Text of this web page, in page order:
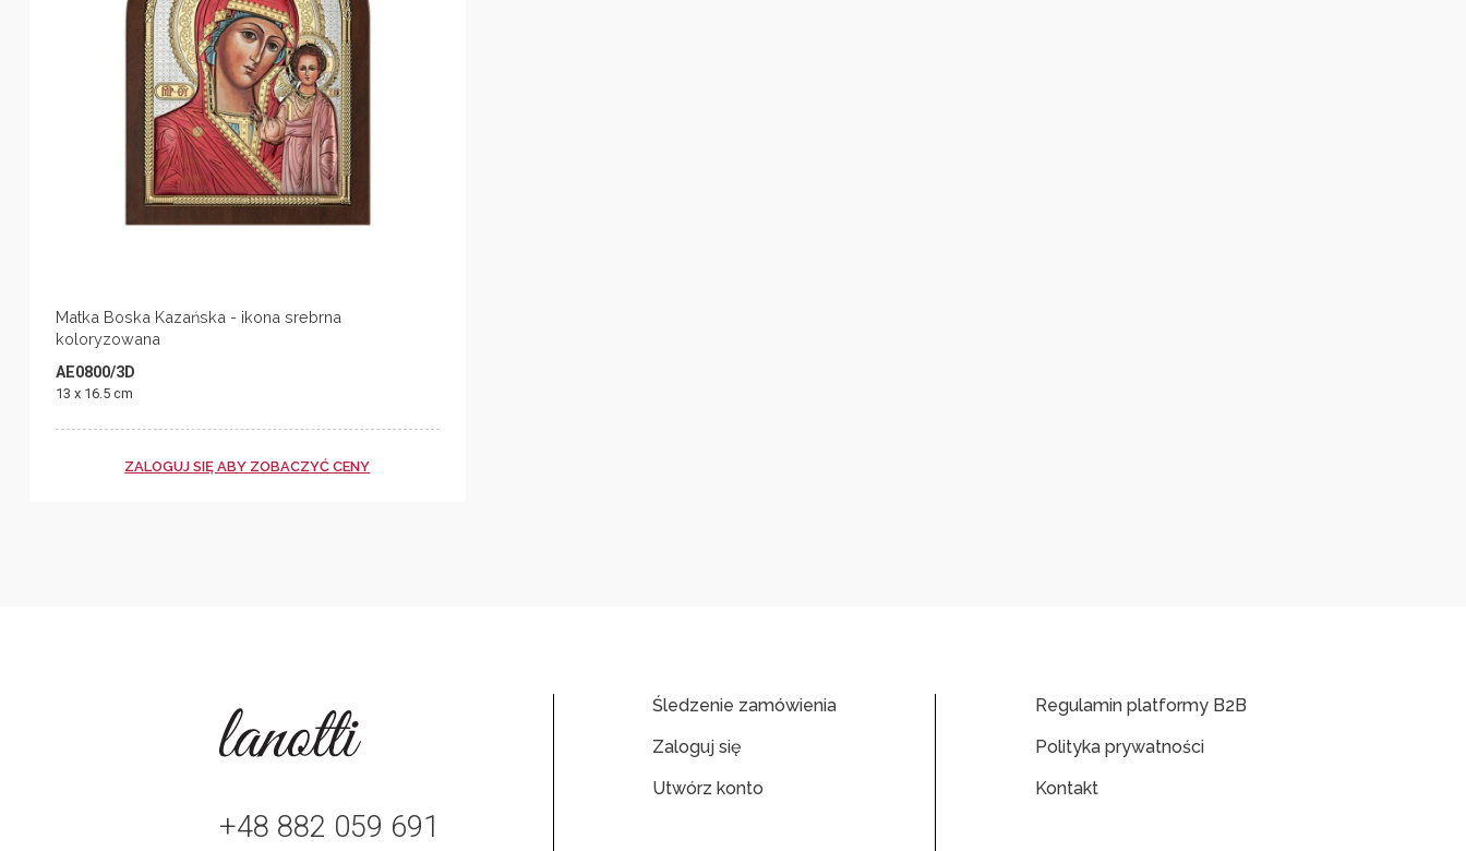
Matka Boska Kazańska - ikona srebrna
koloryzowana
AE0800/3D
13 x 16.5 cm
ZALOGUJ SIĘ ABY ZOBACZYĆ CENY
Regulamin platformy B2B
Polityka prywatności
Kontakt
Śledzenie zamówienia
Zaloguj się
Utwórz konto
+48 882 059 691